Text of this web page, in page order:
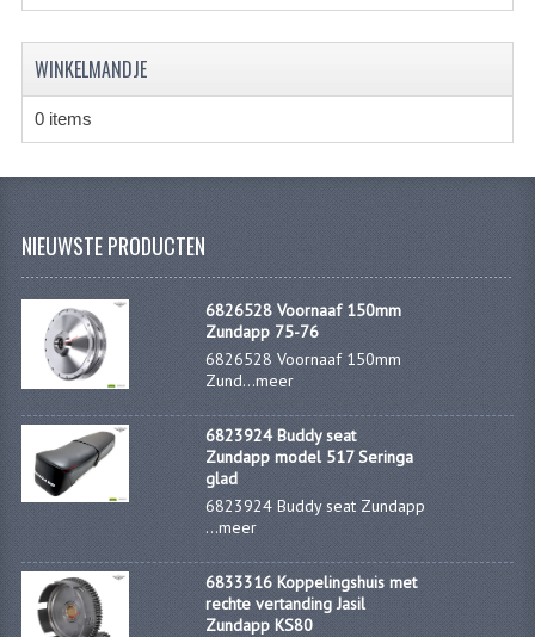
SPROEIERSET MIKUNI ZESKANT
CILINDERS EN ZUIGERS
CILINDERKITS
CILINDERKOPPEN
ZUIGERS EN ZUIGERVEREN
FILTERS EN TRECHTERS
KETTINGEN
KRUKASSEN
LAGERS EN KEERRINGEN
WINKELMANDJE
0 items
NIEUWSTE PRODUCTEN
6826528 Voornaaf 150mm
Zundapp 75-76
6826528 Voornaaf 150mm
Zund...meer
6823924 Buddy seat
Zundapp model 517 Seringa
glad
6823924 Buddy seat Zundapp
...meer
6833316 Koppelingshuis met
rechte vertanding Jasil
Zundapp KS80